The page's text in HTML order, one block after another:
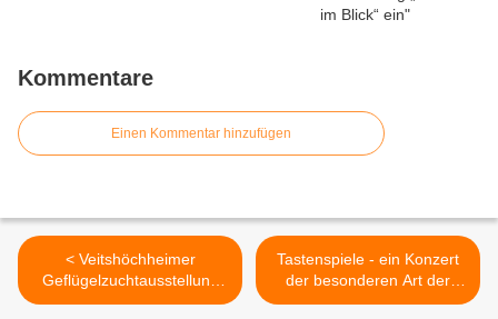
Kommentare
Einen Kommentar hinzufügen
< Veitshöchheimer
Geflügelzuchtausstellung
blieb von der Vogelgrippe
Tastenspiele - ein Konzert
der besonderen Art der
Sing- und Musikschule